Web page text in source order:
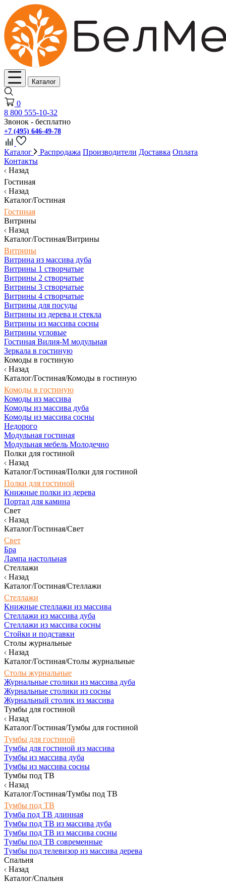
Каталог
0
8 800 555-10-32
Звонок - бесплатно
+7 (495) 646-49-78
Каталог Распродажа Производители Доставка Оплата
Контакты
Назад
Гостиная
Назад
Каталог/Гостиная
Гостиная
Витрины
Назад
Каталог/Гостиная/Витрины
Витрины
Витрина из массива дуба
Витрины 1 створчатые
Витрины 2 створчатые
Витрины 3 створчатые
Витрины 4 створчатые
Витрины для посуды
Витрины из дерева и стекла
Витрины из массива сосны
Витрины угловые
Гостиная Вилия-М модульная
Зеркала в гостиную
Комоды в гостиную
Назад
Каталог/Гостиная/Комоды в гостиную
Комоды в гостиную
Комоды из массива
Комоды из массива дуба
Комоды из массива сосны
Недорого
Модульная гостиная
Модульная мебель Молодечно
Полки для гостиной
Назад
Каталог/Гостиная/Полки для гостиной
Полки для гостиной
Книжные полки из дерева
Портал для камина
Свет
Назад
Каталог/Гостиная/Свет
Свет
Бра
Лампа настольная
Стеллажи
Назад
Каталог/Гостиная/Стеллажи
Стеллажи
Книжные стеллажи из массива
Стеллажи из массива дуба
Стеллажи из массива сосны
Стойки и подставки
Столы журнальные
Назад
Каталог/Гостиная/Столы журнальные
Столы журнальные
Журнальные столики из массива дуба
Журнальные столики из сосны
Журнальный столик из массива
Тумбы для гостиной
Назад
Каталог/Гостиная/Тумбы для гостиной
Тумбы для гостиной
Тумбы для гостиной из массива
Тумбы из массива дуба
Тумбы из массива сосны
Тумбы под ТВ
Назад
Каталог/Гостиная/Тумбы под ТВ
Тумбы под ТВ
Тумба под ТВ длинная
Тумбы под ТВ из массива дуба
Тумбы под ТВ из массива сосны
Тумбы под ТВ современные
Тумбы под телевизор из массива дерева
Спальня
Назад
Каталог/Спальня